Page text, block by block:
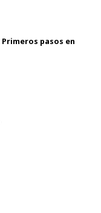
Primeros pasos en